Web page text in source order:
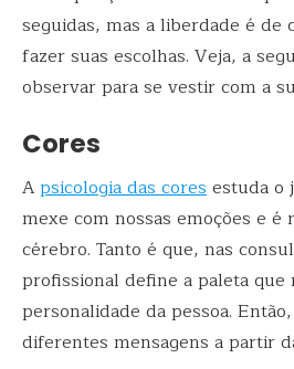
seguidas, mas a liberdade é de
fazer suas escolhas. Veja, a
observar para se vestir com a
Cores
Apsicologia das coresestuda o
mexe com nossas emoções e é
cérebro. Tanto é que, nas
profissional define a paleta que
personalidade da pessoa.
diferentes mensagens a partir